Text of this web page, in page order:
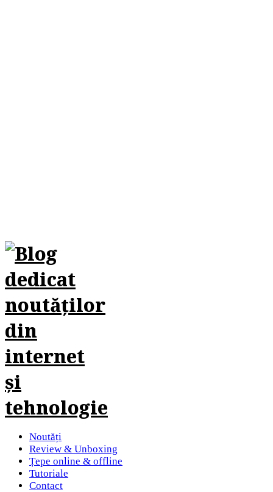
Noutăți
Review & Unboxing
Țepe online & offline
Tutoriale
Contact